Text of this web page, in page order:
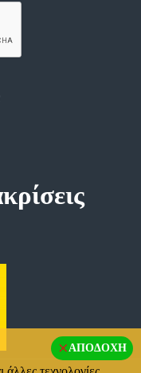
ΑΠΟΔΟΧΉ